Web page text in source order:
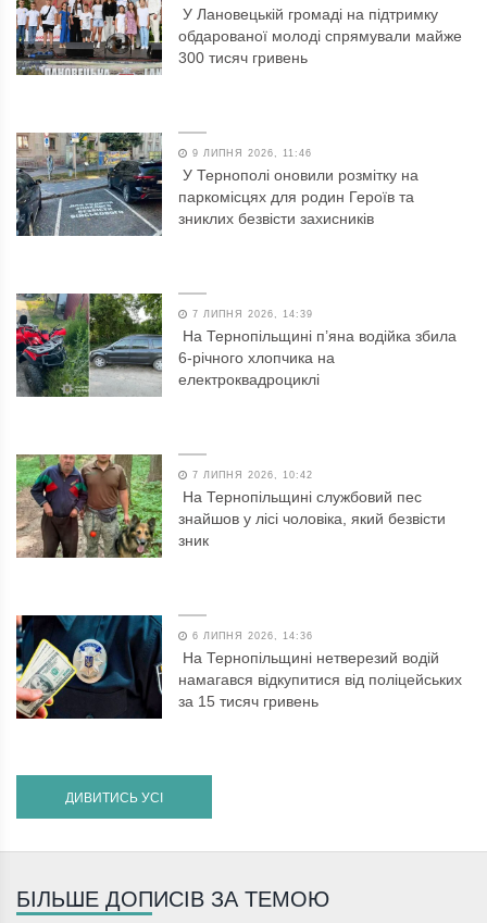
У Лановецькій громаді на підтримку
обдарованої молоді спрямували майже
300 тисяч гривень
9 ЛИПНЯ 2026, 11:46
У Тернополі оновили розмітку на
паркомісцях для родин Героїв та
зниклих безвісти захисників
7 ЛИПНЯ 2026, 14:39
На Тернопільщині п’яна водійка збила
6-річного хлопчика на
електроквадроциклі
7 ЛИПНЯ 2026, 10:42
На Тернопільщині службовий пес
знайшов у лісі чоловіка, який безвісти
зник
6 ЛИПНЯ 2026, 14:36
На Тернопільщині нетверезий водій
намагався відкупитися від поліцейських
за 15 тисяч гривень
ДИВИТИСЬ УСІ
БІЛЬШЕ ДОПИСІВ ЗА ТЕМОЮ